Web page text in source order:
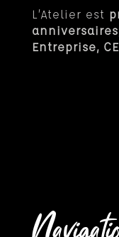
L’Atelier est
Entreprise,